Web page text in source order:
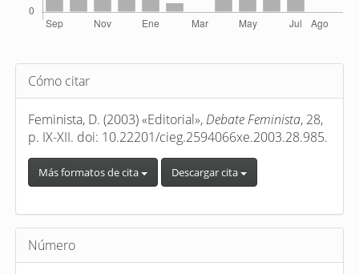
Detalles
del
artículo
Cómo citar
Feminista, D. (2003) «Editorial», Debate Feminista, 28,
p. IX-XII. doi: 10.22201/cieg.2594066xe.2003.28.985.
Más formatos de cita Descargar cita
Número